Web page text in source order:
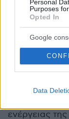
Personal
Purposes
Opted In
Google
Data
όρου. Όπως
Ευρώπη
λιμνών κάτω
συνέχισε
που ξεκίνησε
Τέλος, οι
ενέργειας